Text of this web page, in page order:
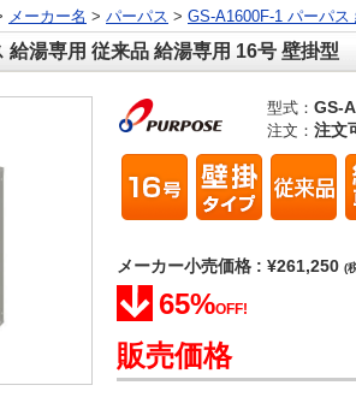
メーカー名 > パーパス > GS-A1600F-1 パーパ
給湯専用 従来品 給湯専用 16号 壁掛型
型式： GS-
注文： 注文
メーカー小売価格 : ¥261,250 (
65%OFF!
販売価格